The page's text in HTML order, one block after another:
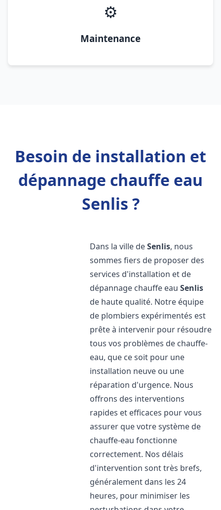
⚙️
Maintenance
Besoin de installation et
dépannage chauffe eau
Senlis ?
Dans la ville deSenlis, nous
sommes fiers de proposer des
services d'installation et de
dépannage chauffe eauSenlis
de haute qualité. Notre équipe
de plombiers expérimentés est
prête à intervenir pour résoudre
tous vos problèmes de chauffe-
eau, que ce soit pour une
installation neuve ou une
réparation d'urgence. Nous
offrons des interventions
rapides et efficaces pour vous
assurer que votre système de
chauffe-eau fonctionne
correctement. Nos délais
d'intervention sont très brefs,
généralement dans les 24
heures, pour minimiser les